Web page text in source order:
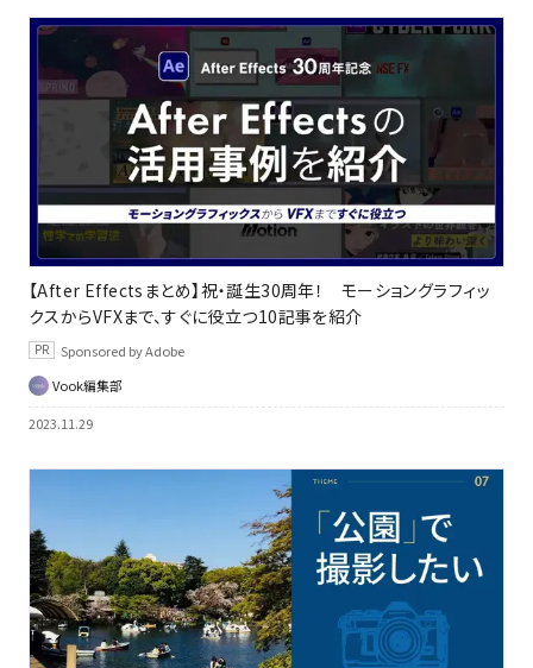
【After Effectsまとめ】祝・誕生30周年！ モーショングラフィッ
クスからVFXまで、すぐに役立つ10記事を紹介
Sponsored by Adobe
Vook編集部
2023.11.29